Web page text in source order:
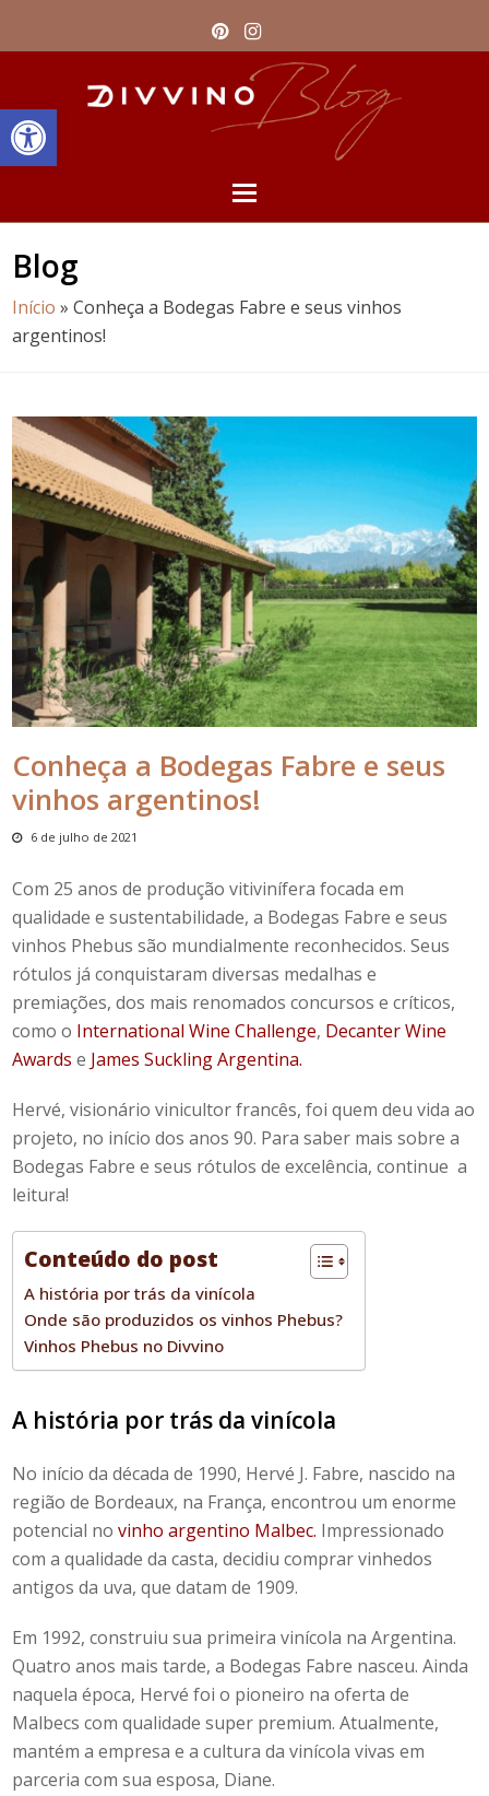
Barra de Ferramentas Aberta
Pinterest
Instagram
Mobile
Blog
Início »Conheça a Bodegas Fabre e seus vinhos
argentinos!
Conheça a Bodegas Fabre e seus
vinhos argentinos!
6 de julho de 2021
Com 25 anos de produção vitivinífera focada em
qualidade e sustentabilidade, a Bodegas Fabre e seus
vinhos Phebussão mundialmente reconhecidos. Seus
rótulos já conquistaram diversas medalhas e
premiações, dos mais renomados concursos e críticos,
como o International Wine Challenge, Decanter Wine
Awards e James Suckling Argentina.
Hervé, visionário vinicultor francês, foi quem deu vida ao
projeto, no início dos anos 90. Para saber mais sobre a
Bodegas Fabre e seus rótulos de excelência, continue a
leitura!
Conteúdo do post
A história por trás da vinícola
Onde são produzidos os vinhos Phebus?
Vinhos Phebus no Divvino
A história por trás da vinícola
No início da década de 1990, Hervé J. Fabre, nascido na
região de Bordeaux, na França, encontrou um enorme
potencial novinho argentino Malbec. Impressionado
com a qualidade da casta, decidiu comprar vinhedos
antigos da uva, que datam de 1909.
Em 1992, construiu sua primeira vinícola na Argentina.
Quatro anos mais tarde, a Bodegas Fabre nasceu. Ainda
naquela época, Hervé foi o pioneiro na oferta de
Malbecs com qualidade super premium. Atualmente,
mantém a empresa e a cultura da vinícola vivas em
parceria com sua esposa, Diane.